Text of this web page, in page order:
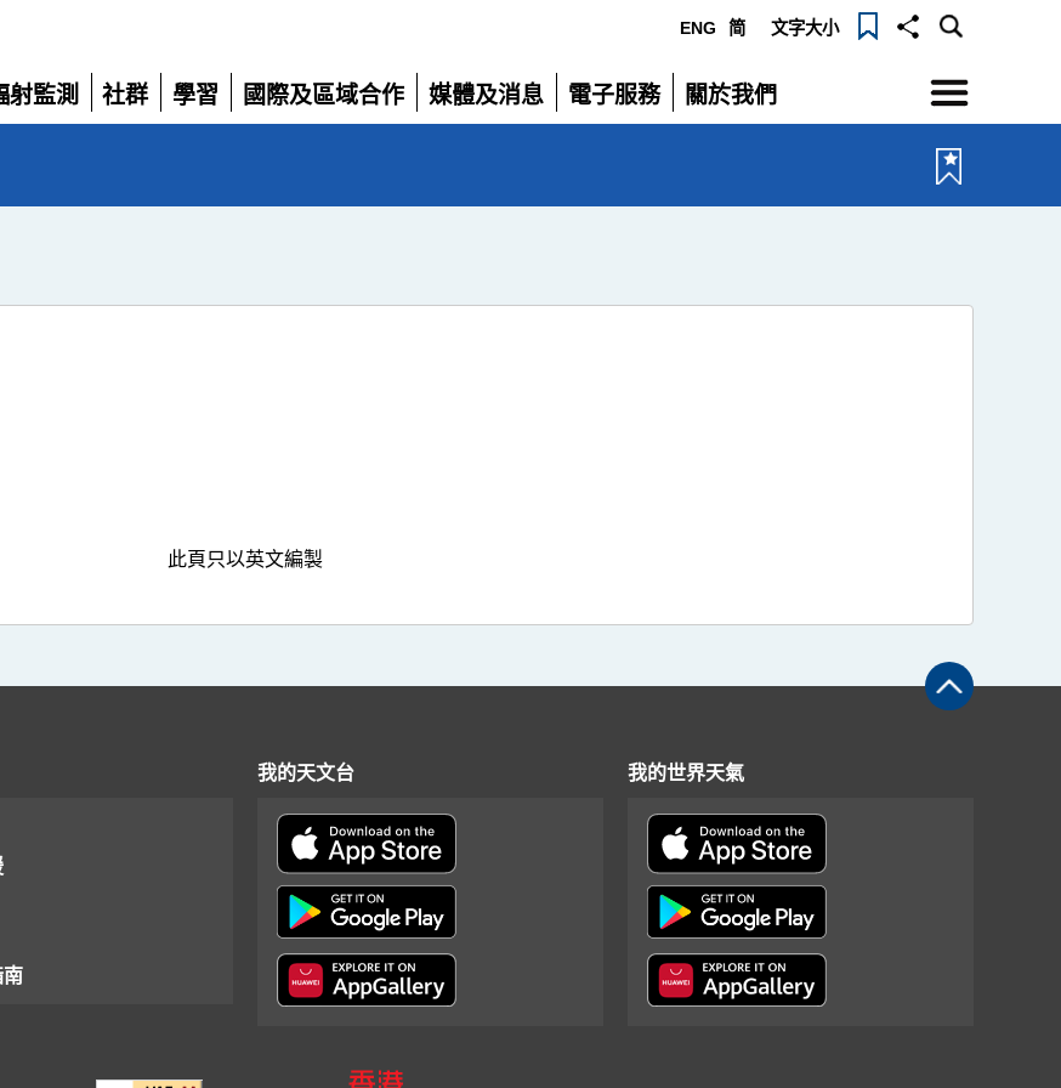
ENG 简 文字大小
射監測
社群
展
學習
展
國際及區域合作
展
媒體及消息
展
電子服務
展
關於我們
展
選
單
此頁只以英文編製
南
我的天文台 我的世界天氣